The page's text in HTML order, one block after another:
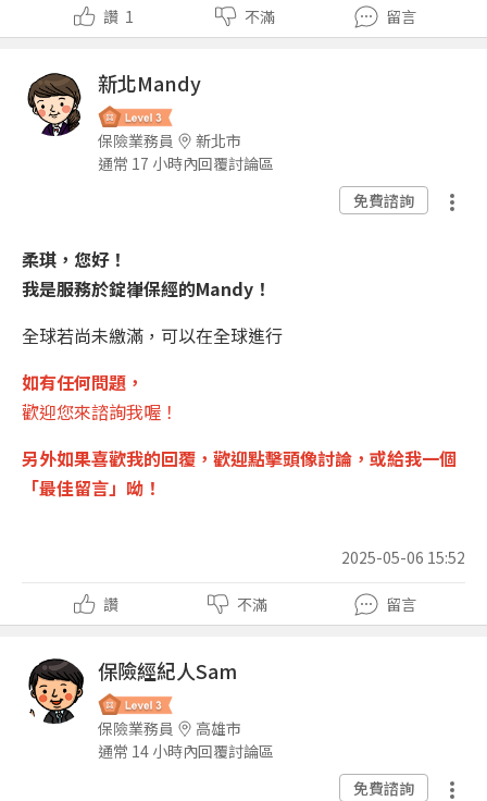
讚 1 不滿 留言
新北Mandy
保險業務員
新北市
通常 17 小時內回覆討論區
免費諮詢
柔琪，您好！
我是服務於錠嵂保經的Mandy！
全球若尚未繳滿，可以在全球進行
如有任何問題，
歡迎您來諮詢我喔！
另外如果喜歡我的回覆， 歡迎點擊頭像討論 ，或給我一個
「最佳留言」呦！
2025-05-06 15:52
讚 不滿 留言
保險經紀人Sam
保險業務員
高雄市
通常 14 小時內回覆討論區
免費諮詢